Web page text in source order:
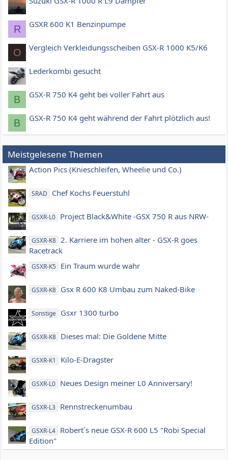
R GSXR 600 K1 Benzinpumpe
O Vergleich Verkleidungsscheiben GSX-R 1000 K5/K6
Lederkombi gesucht
B GSX-R 750 K4 geht bei voller Fahrt aus
B GSX-R 750 K4 geht während der Fahrt plötzlich aus!
Meistgelesene Themen
Action Pics (Knieschleifen, Wheelie und Co.)
SRAD Chef Kochs Feuerstuhl
GSXR-L0 Project Black&White -GSX 750 R aus NRW-
GSXR-K8 2. Karriere im hohen alter - GSX-R goes
Racetrack
GSXR-K5 Ein Traum wurde wahr
GSXR-K8 Gsx R 600 K8 Umbau zum Naked-Bike
Sonstige Gsxr 1300 turbo
GSXR-K8 Dieses mal: Die Goldene Mitte
GSXR-K1 Kilo-E-Dragster
GSXR-L0 Neues Design meiner L0 Anniversary!
GSXR-L3 Rennstreckenumbau
GSXR-L4 Robert´s neue GSX-R 600 L5 "Robi Special
Edition"